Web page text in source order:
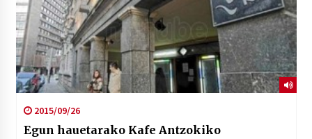
2015/09/26
Egun hauetarako Kafe Antzokiko